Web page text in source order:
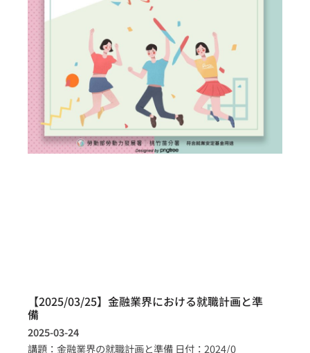
【2025/03/25】金融業界における就職計画と準
備
2025-03-24
講題：金融業界の就職計画と準備 日付：2024/0